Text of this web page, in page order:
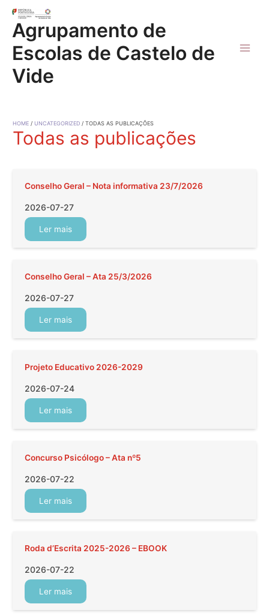
content
Agrupamento de
Escolas de Castelo de
Vide
HOME UNCATEGORIZED TODAS AS PUBLICAÇÕES
Todas as publicações
Conselho Geral – Nota informativa 23/7/2026
2026-07-27
Ler mais
Conselho Geral – Ata 25/3/2026
2026-07-27
Ler mais
Projeto Educativo 2026-2029
2026-07-24
Ler mais
Concurso Psicólogo – Ata nº5
2026-07-22
Ler mais
Roda d’Escrita 2025-2026 – EBOOK
2026-07-22
Ler mais